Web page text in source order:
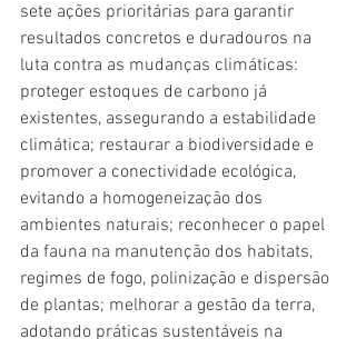
sete ações prioritárias para garantir
resultados concretos e duradouros na
luta contra as mudanças climáticas:
proteger estoques de carbono já
existentes, assegurando a estabilidade
climática; restaurar a biodiversidade e
promover a conectividade ecológica,
evitando a homogeneização dos
ambientes naturais; reconhecer o papel
da fauna na manutenção dos habitats,
regimes de fogo, polinização e dispersão
de plantas; melhorar a gestão da terra,
adotando práticas sustentáveis na